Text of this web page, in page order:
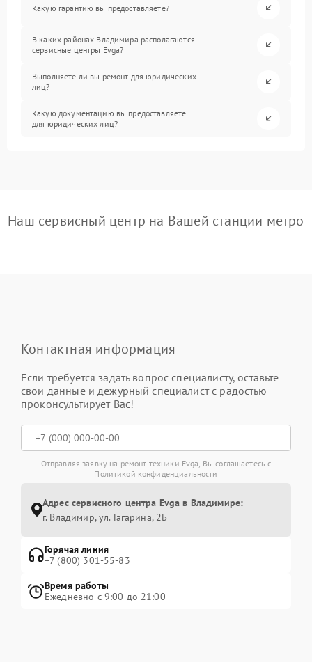
Какую гарантию вы предоставляете?
В каких районах Владимира располагаются
сервисные центры Evga?
Выполняете ли вы ремонт для юридических
лиц?
Какую документацию вы предоставляете
для юридических лиц?
Наш сервисный центр на Вашей станции метро
Контактная информация
Если требуется задать вопрос специалисту, оставьте
свои данные и дежурный специалист с радостью
проконсультирует Вас!
Отправляя заявку на ремонт техники Evga, Вы соглашаетесь с
Политикой конфиденциальности
Адрес сервисного центра Evga в Владимире:
г. Владимир, ул. Гагарина, 2Б
Горячая линия
+7 (800) 301-55-83
Время работы
Ежедневно с 9:00 до 21:00